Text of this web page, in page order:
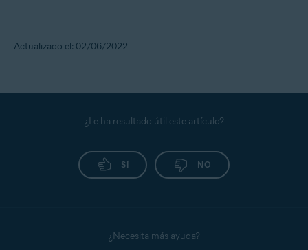
Actualizado el: 02/06/2022
¿Le ha resultado útil este artículo?
SÍ NO
¿Necesita más ayuda?